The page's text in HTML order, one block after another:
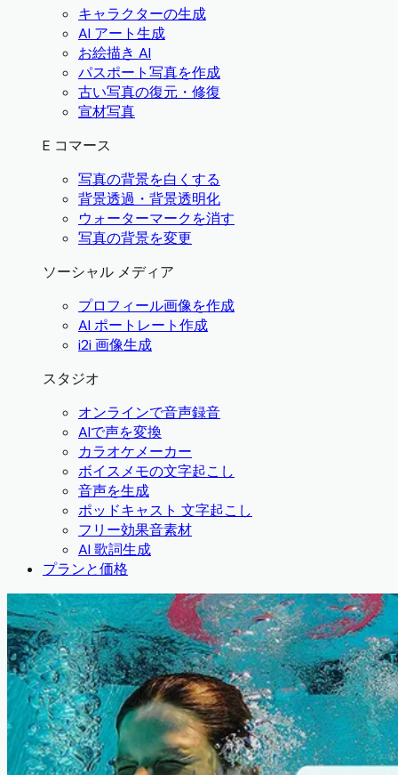
キャラクターの生成
AI アート生成
お絵描き AI
パスポート写真を作成
古い写真の復元・修復
宣材写真
E コマース
写真の背景を白くする
背景透過・背景透明化
ウォーターマークを消す
写真の背景を変更
ソーシャル メディア
プロフィール画像を作成
AI ポートレート作成
i2i 画像生成
スタジオ
オンラインで音声録音
AIで声を変換
カラオケメーカー
ボイスメモの文字起こし
音声を生成
ポッドキャスト 文字起こし
フリー効果音素材
AI 歌詞生成
プランと価格